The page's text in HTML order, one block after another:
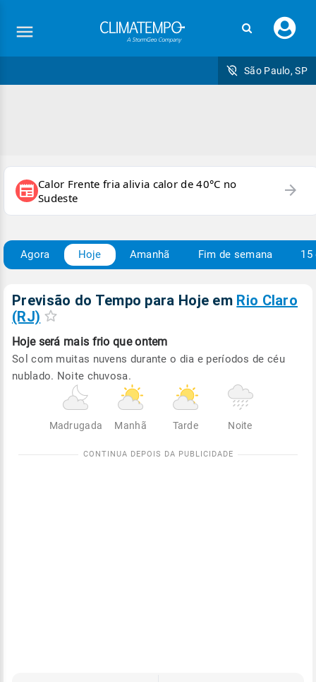
seu
São Paulo, SP
newspaper Calor Frente fria alivia calor de 40°C no
Sudeste
arrow_forward
Agora Hoje Amanhã Fim de semana 15
Previsão do Tempo para Hoje em Rio Claro
(RJ)
Hoje será mais frio que ontem
Sol com muitas nuvens durante o dia e períodos de céu
nublado. Noite chuvosa.
Madrugada Manhã Tarde Noite